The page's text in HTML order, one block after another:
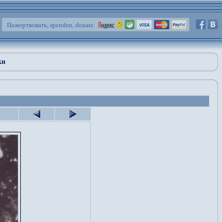
Пожертвовать, spenden, donate